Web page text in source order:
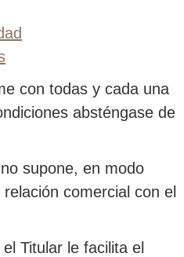
con todas y cada una
absténgase de
supone, en modo
comercial con el
Titular le facilita el